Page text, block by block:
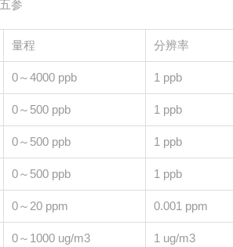
参
量程 分辨率
0～4000 ppb 1 ppb
0～500 ppb 1 ppb
0～500 ppb 1 ppb
0～500 ppb 1 ppb
0～20 ppm 0.001 ppm
0～1000 ug/m3 1 ug/m3